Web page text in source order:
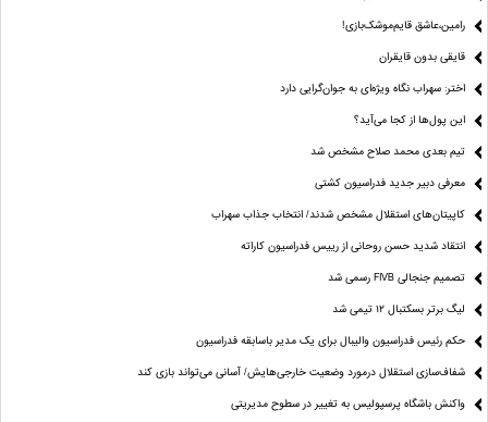
رامین،عاشق قایم‌موشک‌بازی!
قایقی بدون قایقران
اختر: سهراب نگاه ویژه‌ای به جوان‌گرایی دارد
این پول‌ها از کجا می‌آید؟
تیم بعدی محمد صلاح مشخص شد
معرفی دبیر جدید فدراسیون کشتی
کاپیتان‌های استقلال مشخص شدند/ انتخاب جذاب سهراب
انتقاد شدید حسن روحانی از رییس فدراسیون کاراته
تصمیم جنجالی FIVB رسمی شد
لیگ برتر بسکتبال ۱۲ تیمی شد
حکم رئیس فدراسیون والیبال برای یک مدیر باسابقه فدراسیون
شفاف‌سازی استقلال درمورد وضعیت خارجی‌هایش/ آسانی می‌تواند بازی کند
واکنش باشگاه پرسپولیس به تغییر در سطوح مدیریتی